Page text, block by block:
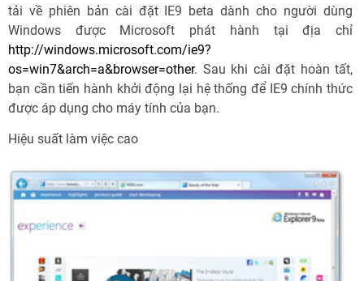
tải về phiên bản cài đặt IE9 beta dành cho người dùng
Windows được Microsoft phát hành tại địa chỉ
http://windows.microsoft.com/ie9?
os=win7&arch=a&browser=other. Sau khi cài đặt hoàn tất,
bạn cần tiến hành khởi động lại hệ thống để IE9 chính thức
được áp dụng cho máy tính của bạn.
Hiệu suất làm việc cao